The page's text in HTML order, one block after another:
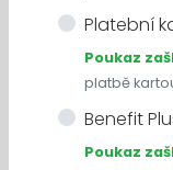
Platební
Poukaz
platbě
Benefit
Poukaz